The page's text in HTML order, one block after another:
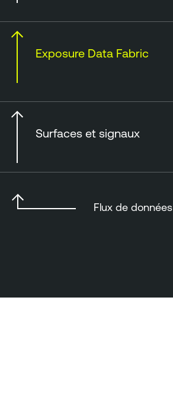
Exposure Data Fabric
Surfaces et signaux
Flux de données